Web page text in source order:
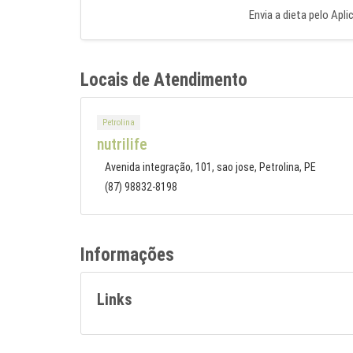
Envia a dieta pelo
Locais de Atendimento
Petrolina
nutrilife
Avenida integração, 101, sao jose, Petrolina, PE
(87) 98832-8198
Informações
Links